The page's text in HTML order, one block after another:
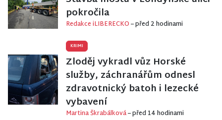
pokročila
Redakce iLIBERECKO– před 2 hodinami
KRIMI
Zloděj vykradl vůz Horské
služby, záchranářům odnesl
zdravotnický batoh i lezecké
vybavení
Martina Škrabálková– před 14 hodinami